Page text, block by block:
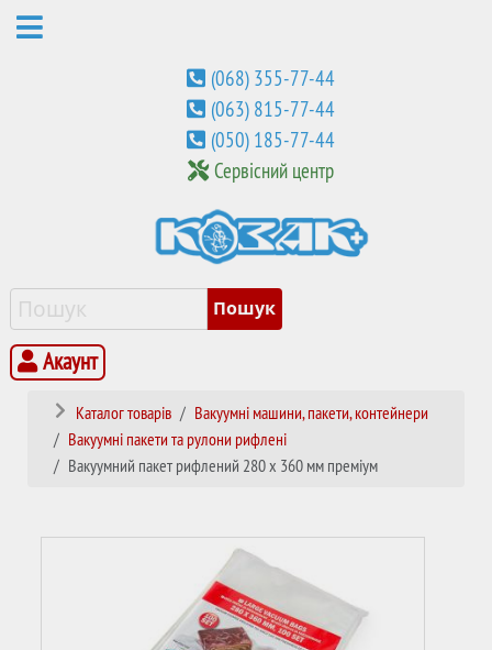
(068) 355-77-44
(063) 815-77-44
(050) 185-77-44
Сервісний центр
Акаунт
Каталог товарів
Вакуумні машини, пакети, контейнери
Вакуумні пакети та рулони рифлені
Вакуумний пакет рифлений 280 х 360 мм преміум